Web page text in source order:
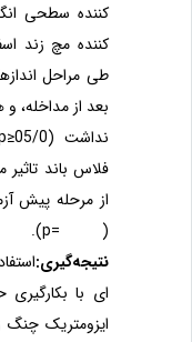
کننده سطحی
کننده مچ زند
طی مراحل اندازه
بعد از مداخله،
نداشت(
05/0
≤
p
)
.
فلاس باند تاثیر
از مرحله پیش
137/0=
p
).
نتیجه‌گیری:
ای با بکارگیری
ایزومتریک چنگ